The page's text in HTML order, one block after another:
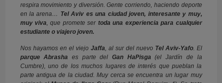
respira movimiento y diversión. Gente corriendo, haciendo deporte
en la arena… Tel Aviv es una ciudad joven, interesante y muy,
muy viva, que promete ser toda una experiencia para cualquier
estudiante o viajero joven.
Nos hayamos en el viejo Jaffa, al sur del nuevo Tel Aviv-Yafo. El
parque Abrasha es parte delGan HaPisga(el Jardín de la
Cumbre), uno de los muchos lugares de interés que pueblan la
parte antigua de la ciudad. Muy cerca se encuentra un lugar muy